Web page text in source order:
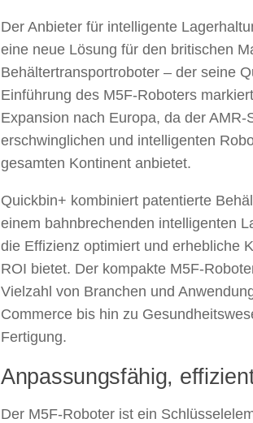
Der Anbieter für intelligente
eine neue Lösung für den britischen
Behältertransportroboter – der seine
Einführung des M5F-Roboters
Expansion nach Europa, da der
erschwinglichen und intelligenten
gesamten Kontinent anbietet.
Quickbin+ kombiniert patentierte
einem bahnbrechenden intelligenten
die Effizienz optimiert und erhebliche
ROI bietet. Der kompakte M5F-
Vielzahl von Branchen und
Commerce bis hin zu
Fertigung.
Anpassungsfähig,
Der M5F-Roboter ist ein